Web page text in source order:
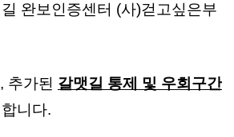
완보인증센터 (사)걷고싶은부
추가된 갈맷길 통제 및 우회구간
니다.